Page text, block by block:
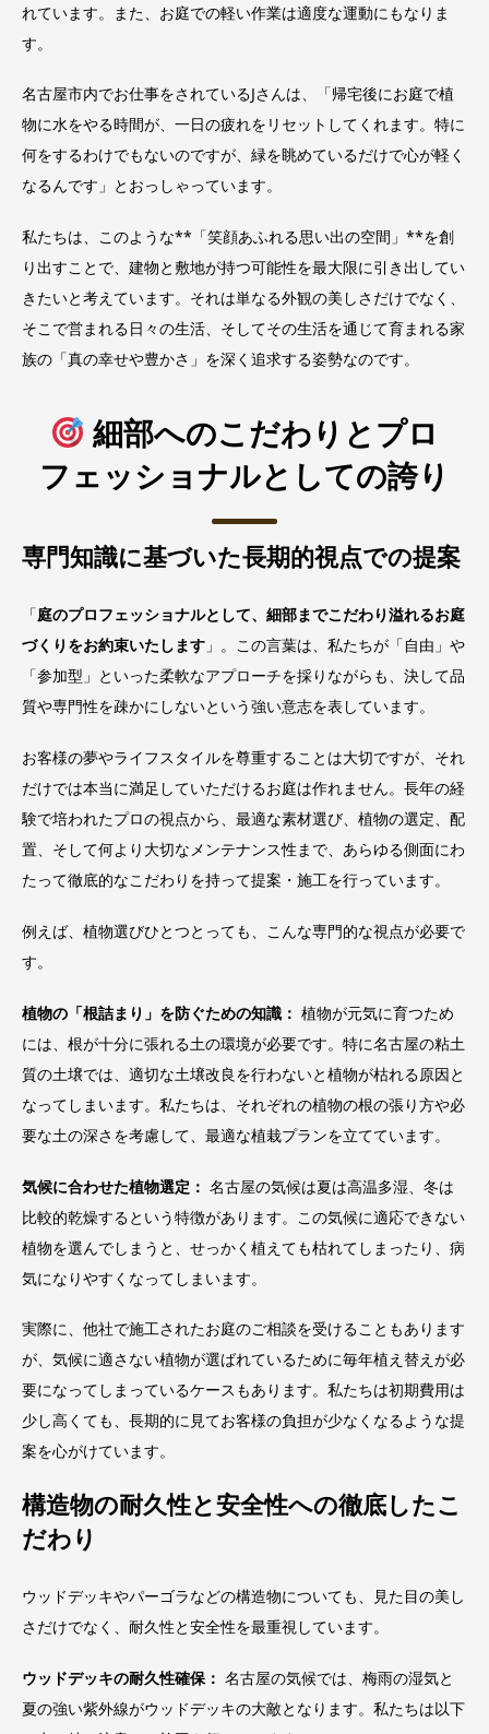
れています。また、お庭での軽い作業は適度な運動にもなりま
す。
名古屋市内でお仕事をされているJさんは、「帰宅後にお庭で植
物に水をやる時間が、一日の疲れをリセットしてくれます。特に
何をするわけでもないのですが、緑を眺めているだけで心が軽く
なるんです」とおっしゃっています。
私たちは、このような**「笑顔あふれる思い出の空間」**を創
り出すことで、建物と敷地が持つ可能性を最大限に引き出してい
きたいと考えています。それは単なる外観の美しさだけでなく、
そこで営まれる日々の生活、そしてその生活を通じて育まれる家
族の「真の幸せや豊かさ」を深く追求する姿勢なのです。
細部へのこだわりとプロ
フェッショナルとしての誇り
専門知識に基づいた長期的視点での提案
「庭のプロフェッショナルとして、細部までこだわり溢れるお庭
づくりをお約束いたします 」。この言葉は、私たちが「自由」や
「参加型」といった柔軟なアプローチを採りながらも、決して品
質や専門性を疎かにしないという強い意志を表しています。
お客様の夢やライフスタイルを尊重することは大切ですが、それ
だけでは本当に満足していただけるお庭は作れません。長年の経
験で培われたプロの視点から、最適な素材選び、植物の選定、配
置、そして何より大切なメンテナンス性まで、あらゆる側面にわ
たって徹底的なこだわりを持って提案・施工を行っています。
例えば、植物選びひとつとっても、こんな専門的な視点が必要で
す。
植物の「根詰まり」を防ぐための知識： 植物が元気に育つため
には、根が十分に張れる土の環境が必要です。特に名古屋の粘土
質の土壌では、適切な土壌改良を行わないと植物が枯れる原因と
なってしまいます。私たちは、それぞれの植物の根の張り方や必
要な土の深さを考慮して、最適な植栽プランを立てています。
気候に合わせた植物選定： 名古屋の気候は夏は高温多湿、冬は
比較的乾燥するという特徴があります。この気候に適応できない
植物を選んでしまうと、せっかく植えても枯れてしまったり、病
気になりやすくなってしまいます。
実際に、他社で施工されたお庭のご相談を受けることもあります
が、気候に適さない植物が選ばれているために毎年植え替えが必
要になってしまっているケースもあります。私たちは初期費用は
少し高くても、長期的に見てお客様の負担が少なくなるような提
案を心がけています。
構造物の耐久性と安全性への徹底したこ
だわり
ウッドデッキやパーゴラなどの構造物についても、見た目の美し
さだけでなく、耐久性と安全性を最重視しています。
ウッドデッキの耐久性確保： 名古屋の気候では、梅雨の湿気と
夏の強い紫外線がウッドデッキの大敵となります。私たちは以下